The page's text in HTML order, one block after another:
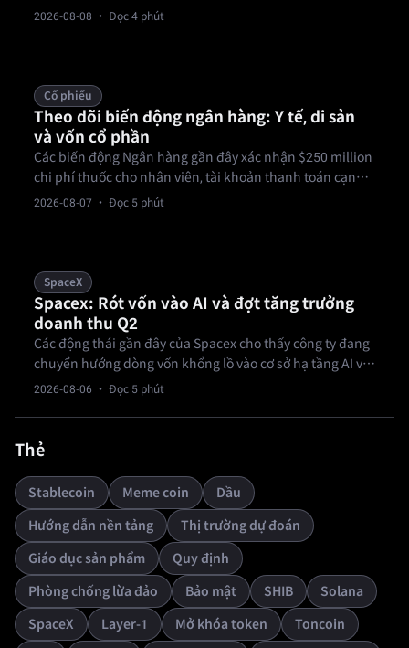
2026-08-08 · Đọc 4 phút
Cổ phiếu
Theo dõi biến động ngân hàng: Y tế, di sản
và vốn cổ phần
Các biến động Ngân hàng gần đây xác nhận $250 million
chi phí thuốc cho nhân viên, tài khoản thanh toán cạn
kiệt và áp lực ký quỹ hoạt động. Yêu cầu bồi thường y tế,
2026-08-07 · Đọc 5 phút
SpaceX
Spacex: Rót vốn vào AI và đợt tăng trưởng
doanh thu Q2
Các động thái gần đây của Spacex cho thấy công ty đang
chuyển hướng dòng vốn khổng lồ vào cơ sở hạ tầng AI vật
lý, sử dụng Tesla Megapack cho cơ sở Memphis Colossus
2026-08-06 · Đọc 5 phút
Thẻ
Stablecoin Meme coin Dầu
Hướng dẫn nền tảng Thị trường dự đoán
Giáo dục sản phẩm Quy định
Phòng chống lừa đảo Bảo mật SHIB Solana
SpaceX Layer-1 Mở khóa token Toncoin